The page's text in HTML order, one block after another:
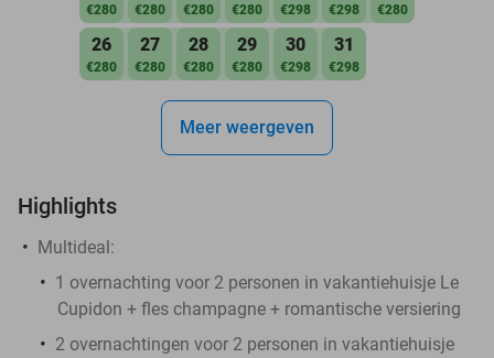
€280 €280 €280 €280 €298 €298 €280
26
€280
27
€280
28
€280
29
€280
30
€298
31
€298
Meer weergeven
Highlights
Multideal:
1 overnachting voor 2 personen in vakantiehuisje Le
Cupidon + fles champagne + romantische versiering
2 overnachtingen voor 2 personen in vakantiehuisje